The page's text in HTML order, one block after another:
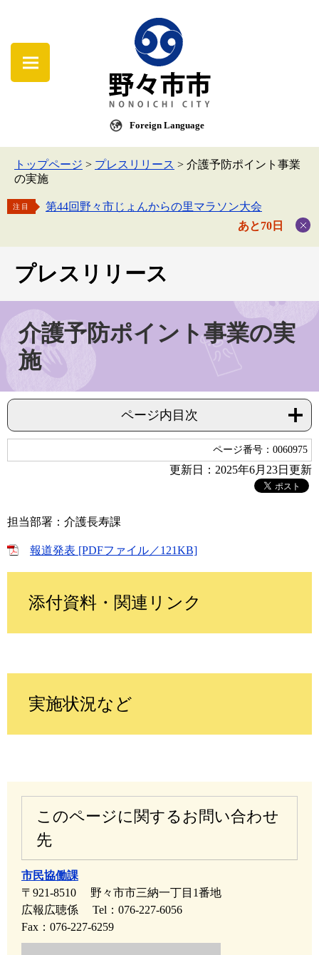
Foreign Language
トップページ > プレスリリース > 介護予防ポイント事業
の実施
注目
第44回野々市じょんからの里マラソン大会
あと70日
プレスリリース
介護予防ポイント事業の実
施
ページ内目次
ページ番号：0060975
更新日：2025年6月23日更新
担当部署：介護長寿課
報道発表 [PDFファイル／121KB]
添付資料・関連リンク
実施状況など
このページに関するお問い合わせ
先
市民協働課
〒921-8510
野々市市三納一丁目1番地
広報広聴係
Tel：076-227-6056
Fax：076-227-6259